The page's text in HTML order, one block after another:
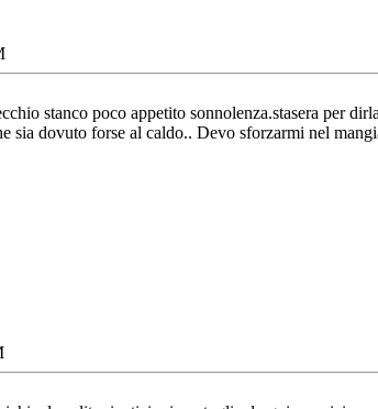
stanco poco appetito sonnolenza.stasera per
sia dovuto forse al caldo.. Devo sforzarmi nel